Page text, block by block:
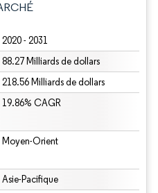
2020 - 2031
88.27 Milliards de dollars
218.56 Milliards de dollars
19.86% CAGR
Moyen-Orient
Asie-Pacifique